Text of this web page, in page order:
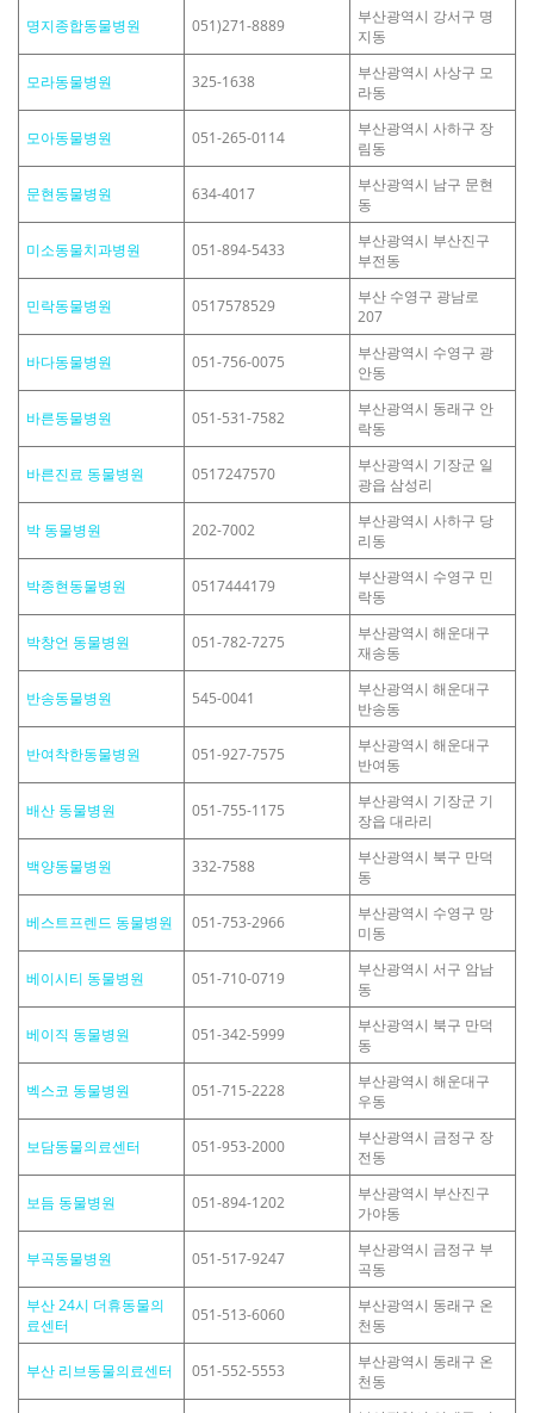
명지종합동물병원 051)271-8889
부산광역시 강서구 명
지동
모라동물병원 325-1638
부산광역시 사상구 모
라동
모아동물병원 051-265-0114
부산광역시 사하구 장
림동
문현동물병원 634-4017
부산광역시 남구 문현
동
미소동물치과병원 051-894-5433
부산광역시 부산진구
부전동
민락동물병원 0517578529
부산 수영구 광남로
207
바다동물병원 051-756-0075
부산광역시 수영구 광
안동
바른동물병원 051-531-7582
부산광역시 동래구 안
락동
바른진료 동물병원 0517247570
부산광역시 기장군 일
광읍 삼성리
박 동물병원 202-7002
부산광역시 사하구 당
리동
박종현동물병원 0517444179
부산광역시 수영구 민
락동
박창언 동물병원 051-782-7275
부산광역시 해운대구
재송동
반송동물병원 545-0041
부산광역시 해운대구
반송동
반여착한동물병원 051-927-7575
부산광역시 해운대구
반여동
배산 동물병원 051-755-1175
부산광역시 기장군 기
장읍 대라리
백양동물병원 332-7588
부산광역시 북구 만덕
동
베스트프렌드 동물병원 051-753-2966
부산광역시 수영구 망
미동
베이시티 동물병원 051-710-0719
부산광역시 서구 암남
동
베이직 동물병원 051-342-5999
부산광역시 북구 만덕
동
벡스코 동물병원 051-715-2228
부산광역시 해운대구
우동
보담동물의료센터 051-953-2000
부산광역시 금정구 장
전동
보듬 동물병원 051-894-1202
부산광역시 부산진구
가야동
부곡동물병원 051-517-9247
부산광역시 금정구 부
곡동
부산 24시 더휴동물의
료센터
051-513-6060
부산광역시 동래구 온
천동
부산 리브동물의료센터 051-552-5553
부산광역시 동래구 온
천동